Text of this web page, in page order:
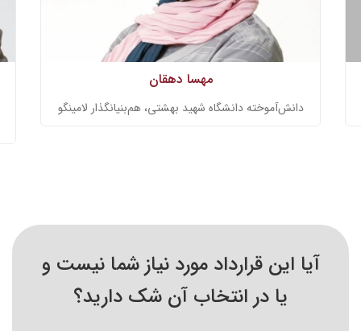
مهسا دهقان
دانش‌آموخته دانشگاه شهید بهشتی، هم‌بنیانگذار لامینگو
آیا این قرارداد مورد نیاز شما نیست و
یا در انتخاب آن شک دارید؟